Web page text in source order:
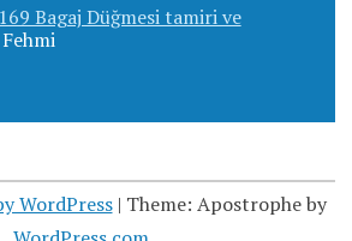
Bagaj Düğmesi tamiri ve
Fehmi
WordPress | Theme: Apostrophe by